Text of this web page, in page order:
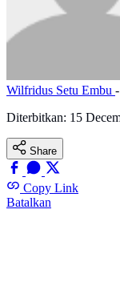
Wilfridus Setu Embu
Diterbitkan: 15
Share
Copy Link
Batalkan